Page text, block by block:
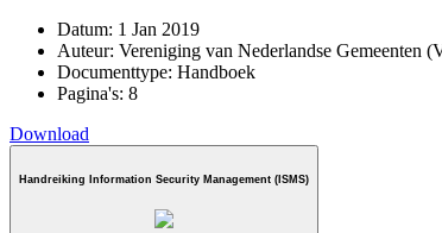
Datum: 1 Jan 2019
Auteur: Vereniging van Nederlandse Gemeenten
Documenttype: Handboek
Pagina's: 8
Download
Handreiking Information Security Management (ISMS)